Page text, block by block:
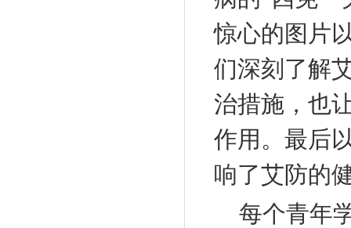
惊心的图片
们深刻了解
治措施，也
作用。最后
响了艾防的
每个青年